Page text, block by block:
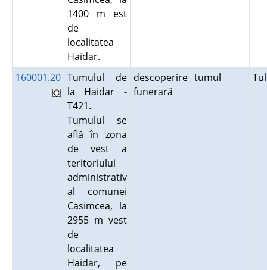
1400 m est
de
localitatea
Haidar.
160001.20 Tumulul de
la Haidar -
T421.
Tumulul se
află în zona
de vest a
teritoriului
administrativ
al comunei
Casimcea, la
2955 m vest
de
localitatea
Haidar, pe
descoperire
funerară
tumul